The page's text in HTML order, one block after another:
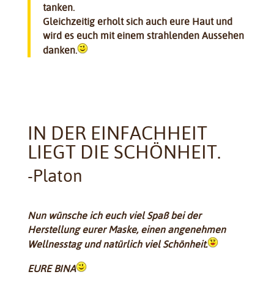
tanken.
Gleichzeitig erholt sich auch eure Haut und
wird es euch mit einem strahlenden Aussehen
danken.
IN DER EINFACHHEIT
LIEGT DIE SCHÖNHEIT.
-Platon
Nun wünsche ich euch viel Spaß bei der
Herstellung eurer Maske, einen angenehmen
Wellnesstag und natürlich viel Schönheit.
EURE BINA